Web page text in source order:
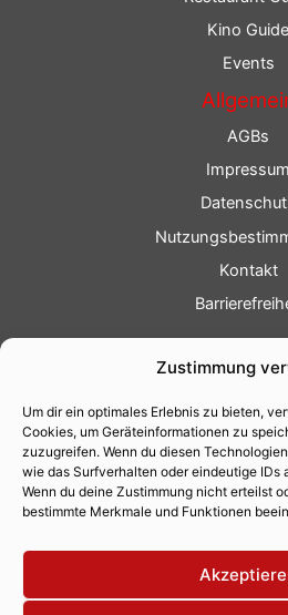
Zustimmung
Um dir ein optimales Erlebnis zu bieten,
Cookies, um Geräteinformationen zu
zuzugreifen. Wenn du diesen
wie das Surfverhalten oder eindeutige IDs
Wenn du deine Zustimmung nicht erteilst
bestimmte Merkmale und Funktionen
Kino Guide
Events
AGBs
Impressum
Kontakt
Fotoservice
Werbung